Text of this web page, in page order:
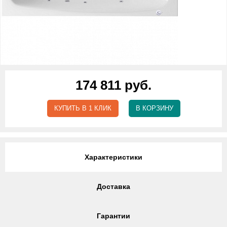
174 811 руб.
КУПИТЬ В 1 КЛИК В КОРЗИНУ
Характеристики
Доставка
Гарантии